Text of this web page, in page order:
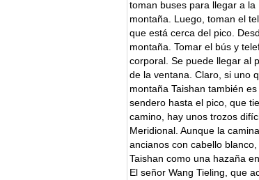
toman buses para llegar a
montaña. Luego, toman el
que está cerca del pico.
montaña. Tomar el bús y
corporal. Se puede llegar al
de la ventana. Claro, si uno
montaña Taishan también
sendero hasta el pico, que
camino, hay unos trozos
Meridional. Aunque la
ancianos con cabello
Taishan como una hazaña
El señor Wang Tieling, que